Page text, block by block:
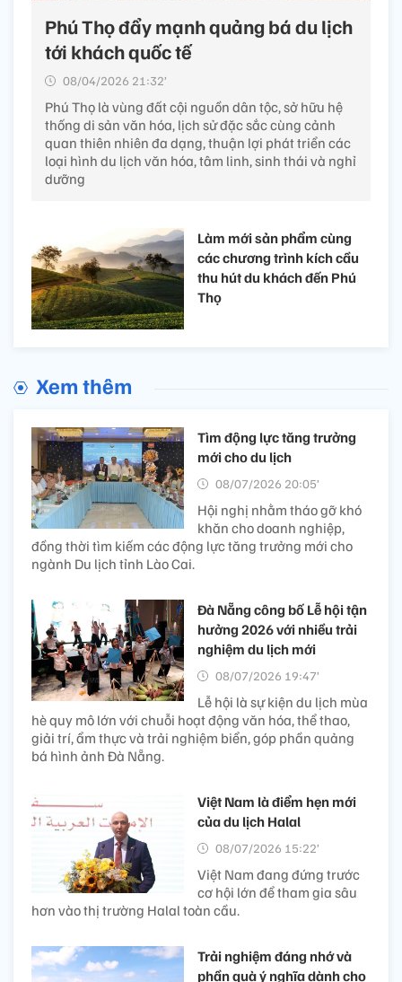
Phú Thọ đẩy mạnh quảng bá du lịch
tới khách quốc tế
08/04/2026 21:32’
Phú Thọ là vùng đất cội nguồn dân tộc, sở hữu hệ
thống di sản văn hóa, lịch sử đặc sắc cùng cảnh
quan thiên nhiên đa dạng, thuận lợi phát triển các
loại hình du lịch văn hóa, tâm linh, sinh thái và nghỉ
dưỡng
Làm mới sản phẩm cùng
các chương trình kích cầu
thu hút du khách đến Phú
Thọ
Xem thêm
Tìm động lực tăng trưởng
mới cho du lịch
08/07/2026 20:05’
Hội nghị nhằm tháo gỡ khó
khăn cho doanh nghiệp,
đồng thời tìm kiếm các động lực tăng trưởng mới cho
ngành Du lịch tỉnh Lào Cai.
Đà Nẵng công bố Lễ hội tận
hưởng 2026 với nhiều trải
nghiệm du lịch mới
08/07/2026 19:47’
Lễ hội là sự kiện du lịch mùa
hè quy mô lớn với chuỗi hoạt động văn hóa, thể thao,
giải trí, ẩm thực và trải nghiệm biển, góp phần quảng
bá hình ảnh Đà Nẵng.
Việt Nam là điểm hẹn mới
của du lịch Halal
08/07/2026 15:22’
Việt Nam đang đứng trước
cơ hội lớn để tham gia sâu
hơn vào thị trường Halal toàn cầu.
Trải nghiệm đáng nhớ và
phần quà ý nghĩa dành cho